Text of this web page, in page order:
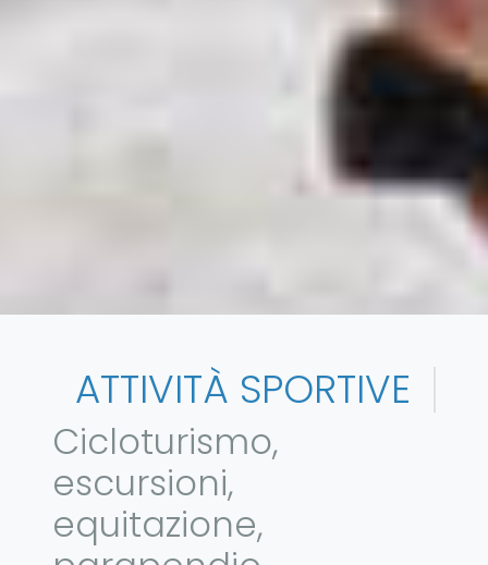
ATTIVITÀ SPORTIVE
Cicloturismo,
escursioni,
equitazione,